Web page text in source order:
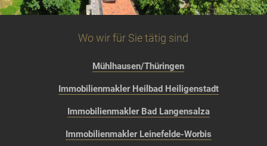
Wo wir für Sie tätig sind
Mühlhausen/Thüringen
Immobilienmakler Heilbad Heiligenstadt
Immobilienmakler Bad Langensalza
Immobilienmakler Leinefelde-Worbis